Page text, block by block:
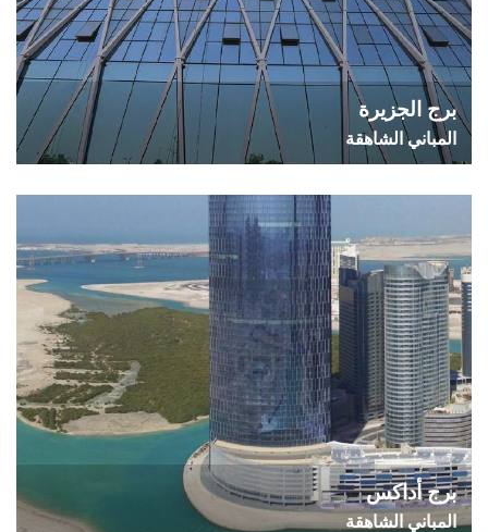
برج الجزيرة
المباني الشاهقة
برج أداكس
المباني الشاهقة